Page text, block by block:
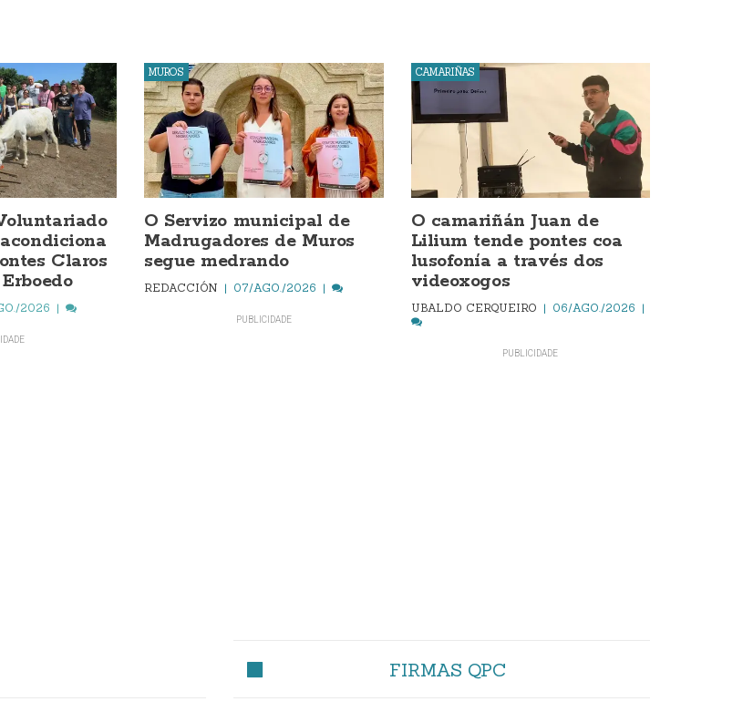
Claros
2026
MUROS
O Servizo municipal de
Madrugadores de Muros
segue medrando
REDACCIÓN 07/AGO./2026
CAMARIÑAS
O camariñán Juan de
Lilium tende pontes coa
lusofonía a través dos
videoxogos
UBALDO CERQUEIRO 06/AGO./2026
FIRMAS QPC